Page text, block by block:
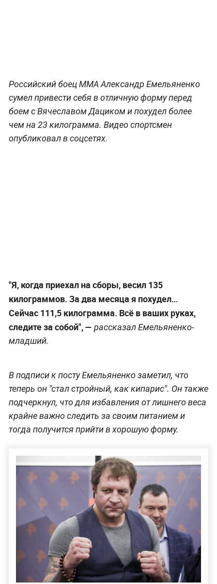
Российский боец ММА Александр Емельяненко
сумел привести себя в отличную форму перед
боем с Вячеславом Дациком и похудел более
чем на 23 килограмма. Видео спортсмен
опубликовал в соцсетях.
"Я, когда приехал на сборы, весил 135
килограммов. За два месяца я похудел…
Сейчас 111,5 килограмма. Всё в ваших руках,
следите за собой", — рассказал Емельяненко-
младший.
В подписи к посту Емельяненко заметил, что
теперь он "стал стройный, как кипарис". Он также
подчеркнул, что для избавления от лишнего веса
крайне важно следить за своим питанием и
тогда получится прийти в хорошую форму.